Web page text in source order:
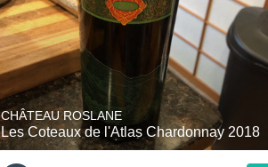
CHÂTEAU ROSLANE
Les Coteaux de l'Atlas Chardonnay 2018